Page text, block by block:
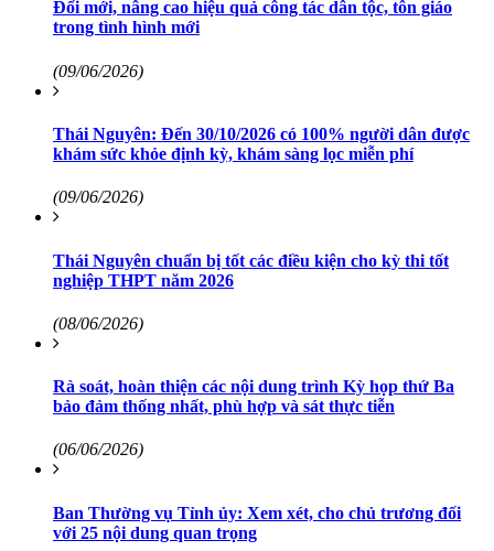
Đổi mới, nâng cao hiệu quả công tác dân tộc, tôn giáo
trong tình hình mới
(09/06/2026)
Thái Nguyên: Đến 30/10/2026 có 100% người dân được
khám sức khỏe định kỳ, khám sàng lọc miễn phí
(09/06/2026)
Thái Nguyên chuẩn bị tốt các điều kiện cho kỳ thi tốt
nghiệp THPT năm 2026
(08/06/2026)
Rà soát, hoàn thiện các nội dung trình Kỳ họp thứ Ba
bảo đảm thống nhất, phù hợp và sát thực tiễn
(06/06/2026)
Ban Thường vụ Tỉnh ủy: Xem xét, cho chủ trương đối
với 25 nội dung quan trọng